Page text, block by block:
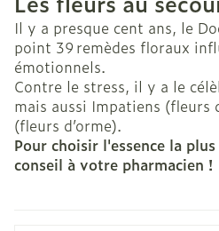
Il y a presque cent ans, le
point 39 remèdes floraux
émotionnels.
Contre le stress, il y a le
mais aussi Impatiens (fleurs
(fleurs d’orme).
Pour choisir l'essence la
conseil à votre pharmacien !